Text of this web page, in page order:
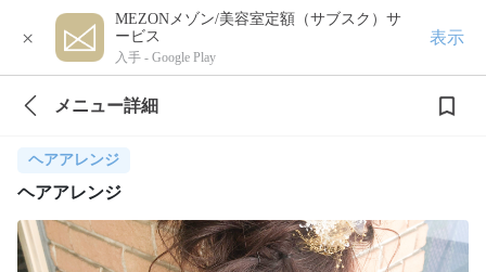
×
MEZONメゾン/美容室定額（サブスク）サ
ービス
入手 - Google Play
表示
メニュー詳細
ヘアアレンジ
ヘアアレンジ